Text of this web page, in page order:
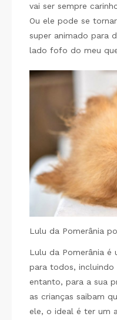
vai ser sempre
Ou ele pode se
super animado para
lado fofo do meu
Lulu da Pomerânia
Lulu da Pomerânia
para todos, incluindo
entanto, para a sua
as crianças saibam
ele, o ideal é ter um